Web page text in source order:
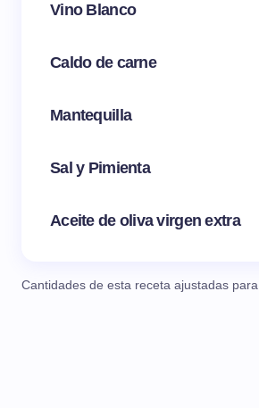
Vino Blanco
Caldo de carne
Mantequilla
Sal y Pimienta
Aceite de oliva virgen extra
Cantidades de esta receta ajustadas para